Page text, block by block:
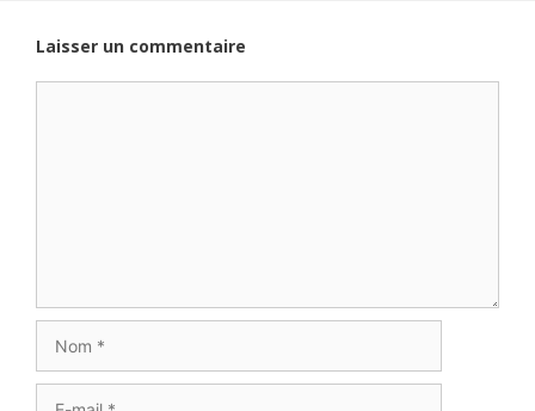
Laisser un commentaire